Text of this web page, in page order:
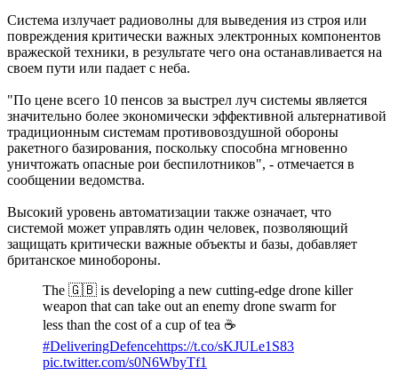
Система излучает радиоволны для выведения из строя или
повреждения критически важных электронных компонентов
вражеской техники, в результате чего она останавливается на
своем пути или падает с неба.
"По цене всего 10 пенсов за выстрел луч системы является
значительно более экономически эффективной альтернативой
традиционным системам противовоздушной обороны
ракетного базирования, поскольку способна мгновенно
уничтожать опасные рои беспилотников", - отмечается в
сообщении ведомства.
Высокий уровень автоматизации также означает, что
системой может управлять один человек, позволяющий
защищать критически важные объекты и базы, добавляет
британское минобороны.
The 🇬🇧 is developing a new cutting-edge drone killer
weapon that can take out an enemy drone swarm for
less than the cost of a cup of tea ☕
#DeliveringDefencehttps://t.co/sKJULe1S83
pic.twitter.com/s0N6WbyTf1